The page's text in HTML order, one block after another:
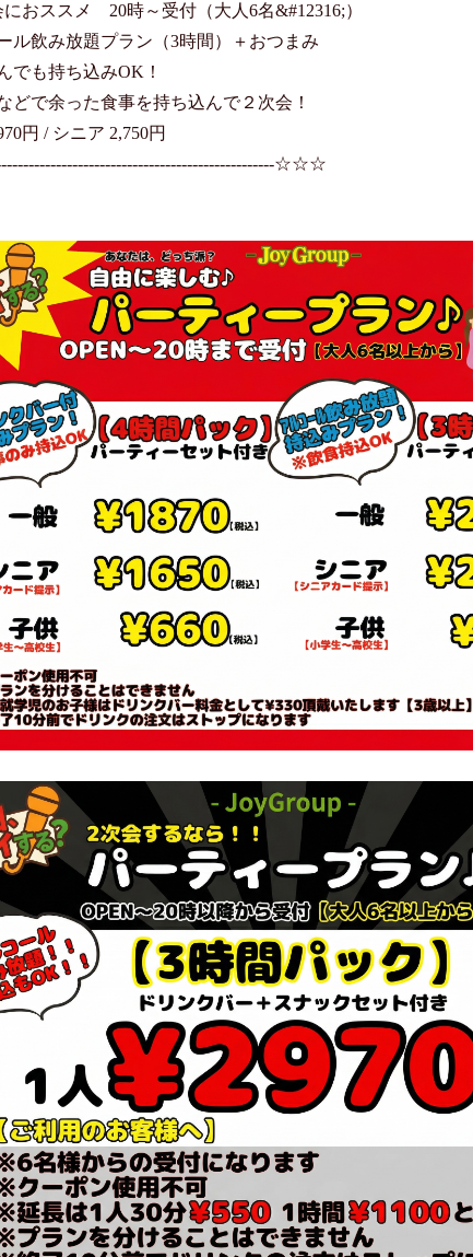
おススメ　20時～受付（大人6名&#12316;）
ル飲み放題プラン（3時間）＋おつまみ
でも持ち込みOK！
どで余った食事を持ち込んで２次会！
円 / シニア 2,750円
☆☆☆